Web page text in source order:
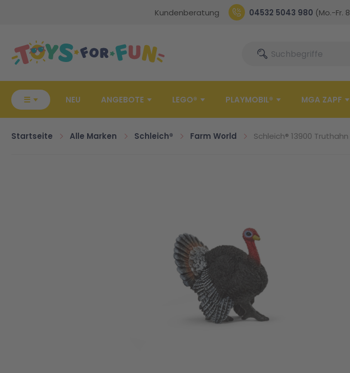
Kundenberatung 04532 5043 980 (Mo.-Fr.
SucheSuche
☰ NEU ANGEBOTE LEGO® PLAYMOBIL® MGA ZAPF
Startseite Alle Marken Schleich® Farm World Schleich® 13900 Truthahn